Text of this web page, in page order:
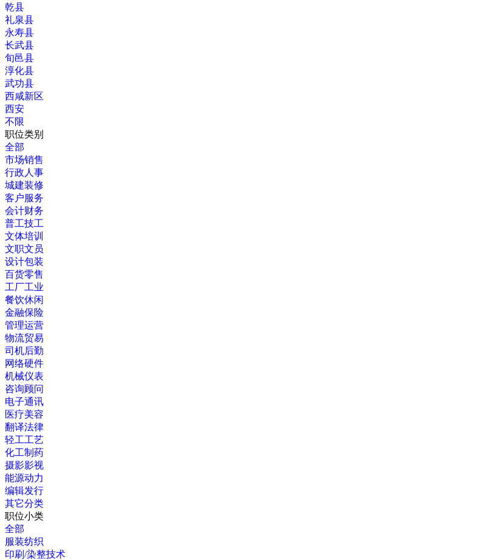
乾县
礼泉县
永寿县
长武县
旬邑县
淳化县
武功县
西咸新区
西安
不限
职位类别
全部
市场销售
行政人事
城建装修
客户服务
会计财务
普工技工
文体培训
文职文员
设计包装
百货零售
工厂工业
餐饮休闲
金融保险
管理运营
物流贸易
司机后勤
网络硬件
机械仪表
咨询顾问
电子通讯
医疗美容
翻译法律
轻工工艺
化工制药
摄影影视
能源动力
编辑发行
其它分类
职位小类
全部
服装纺织
印刷/染整技术